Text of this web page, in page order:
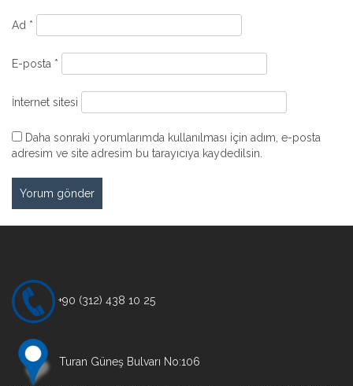
Ad *
E-posta *
İnternet sitesi
Daha sonraki yorumlarımda kullanılması için adım, e-posta
adresim ve site adresim bu tarayıcıya kaydedilsin.
+90 (312) 438 10 25
Turan Güneş Bulvarı No:106